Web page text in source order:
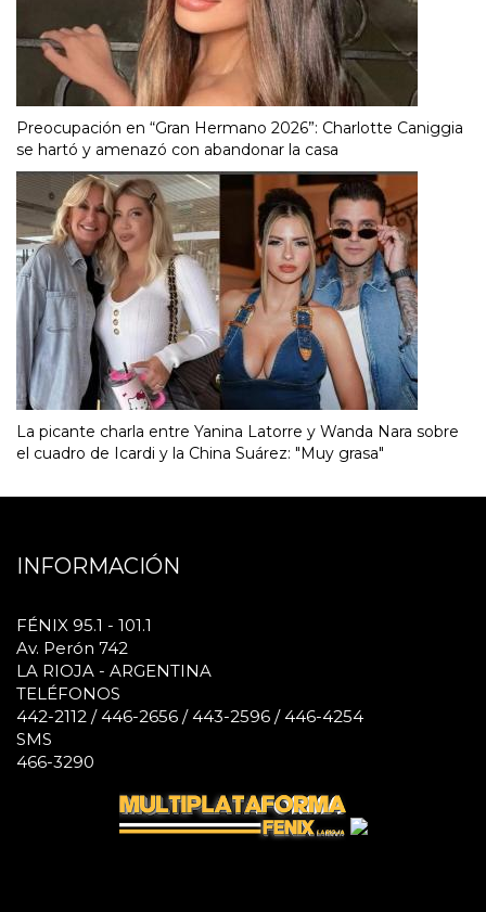
Preocupación en “Gran Hermano 2026”: Charlotte Caniggia
se hartó y amenazó con abandonar la casa
La picante charla entre Yanina Latorre y Wanda Nara sobre
el cuadro de Icardi y la China Suárez: "Muy grasa"
INFORMACIÓN
FÉNIX 95.1 - 101.1
Av. Perón 742
LA RIOJA - ARGENTINA
TELÉFONOS
442-2112 / 446-2656 / 443-2596 / 446-4254
SMS
466-3290